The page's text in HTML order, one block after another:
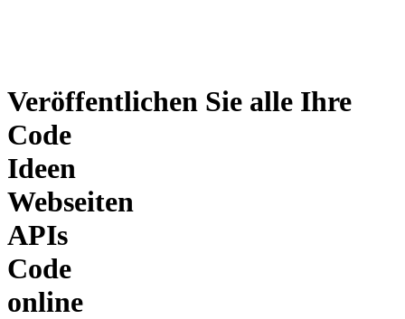
Veröffentlichen Sie alle Ihre
Code
Ideen
Webseiten
APIs
Code
online